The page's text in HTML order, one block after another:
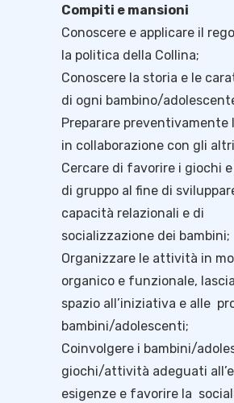
Compiti e mansioni
Conoscere e applicare il
la politica della Collina;
Conoscere la storia e le
di ogni bambino/
Preparare
in collaborazione con gli
Cercare di favorire i giochi
di gruppo al fine di
capacità relazionali e di
socializzazione dei bambini;
Organizzare le attività in
organico e funzionale,
spazio all’iniziativa e alle
bambini/adolescenti;
Coinvolgere i bambini/
giochi/attività adeguati
esigenze e favorire la